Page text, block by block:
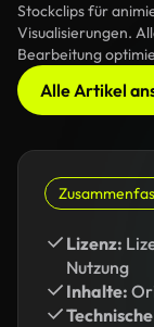
Stockclips für
Visualisierungen.
Bearbeitung
Alle Artikel
Lizenz:
Nutzung
Inhalte: